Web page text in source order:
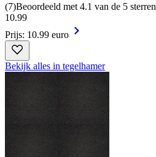
(7)Beoordeeld met 4.1 van de 5
10.99
Prijs: 10.99 euro
Bekijk alles in tegelhamer